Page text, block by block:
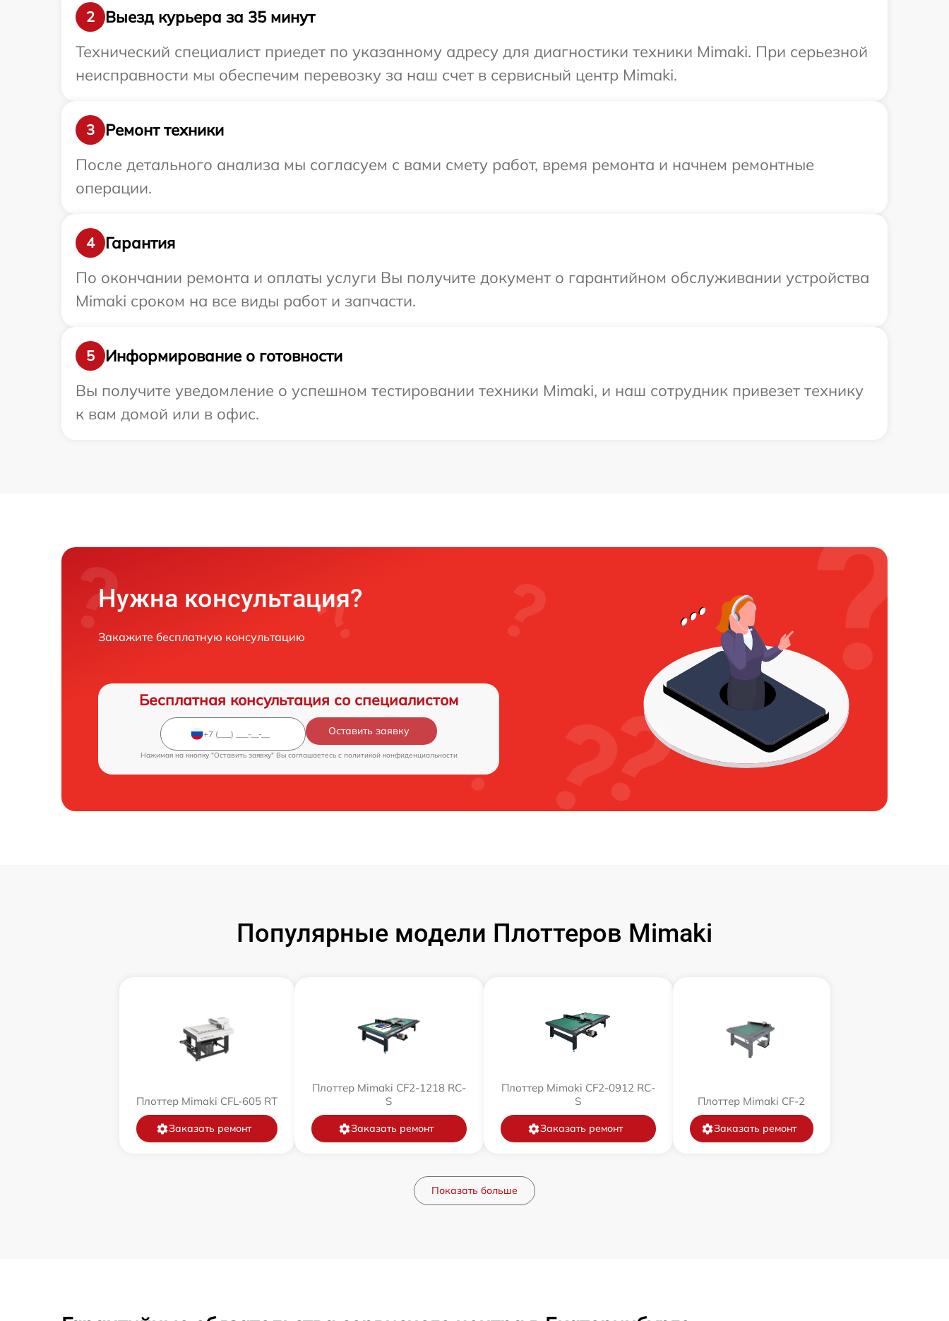
2
Выезд курьера за 35 минут
Технический специалист приедет по указанному адресу для диагностики техники Mimaki. При серьезной
неисправности мы обеспечим перевозку за наш счет в сервисный центр Mimaki.
3
Ремонт техники
После детального анализа мы согласуем с вами смету работ, время ремонта и начнем ремонтные
операции.
4
Гарантия
По окончании ремонта и оплаты услуги Вы получите документ о гарантийном обслуживании устройства
Mimaki сроком на все виды работ и запчасти.
5
Информирование о готовности
Вы получите уведомление о успешном тестировании техники Mimaki, и наш сотрудник привезет технику
к вам домой или в офис.
Нужна консультация?
Закажите бесплатную консультацию
Бесплатная консультация со специалистом
Оставить заявку
Нажимая на кнопку "Оставить заявку" Вы соглашаетесь c политикой конфиденциальности
Популярные модели Плоттеров Mimaki
Плоттер Mimaki CFL-605 RT
Заказать ремонт
Плоттер Mimaki CF2-1218 RC-
S
Заказать ремонт
Плоттер Mimaki CF2-0912 RC-
S
Заказать ремонт
Плоттер Mimaki CF-2
Заказать ремонт
Показать больше